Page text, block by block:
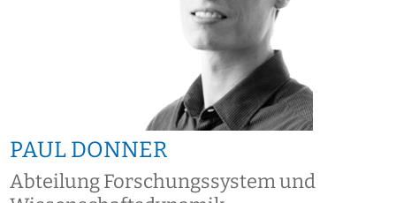
PAUL DONNER
Abteilung Forschungssystem und